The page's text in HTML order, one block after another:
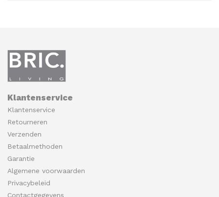
Klantenservice
Klantenservice
Retourneren
Verzenden
Betaalmethoden
Garantie
Algemene voorwaarden
Privacybeleid
Contactgegevens